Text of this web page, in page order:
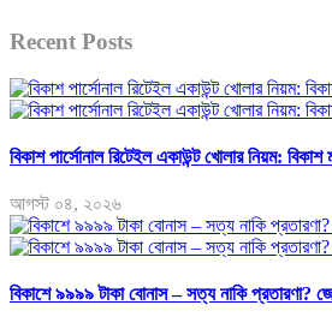
Recent Posts
বিকাশ পার্সোনাল রিটেইল একাউন্ট খোলার নিয়ম: বিকাশ
আগস্ট ০৪, ২০২৬
বিকাশে ৯৯৯৯ টাকা বোনাস – সত্য নাকি প্রতারণা?